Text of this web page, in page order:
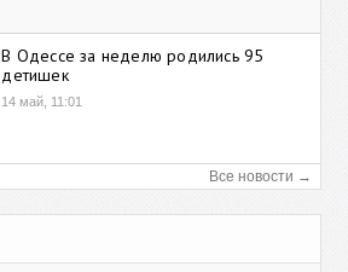
В Одессе за неделю родились 95
детишек
14 май, 11:01
Все новости →